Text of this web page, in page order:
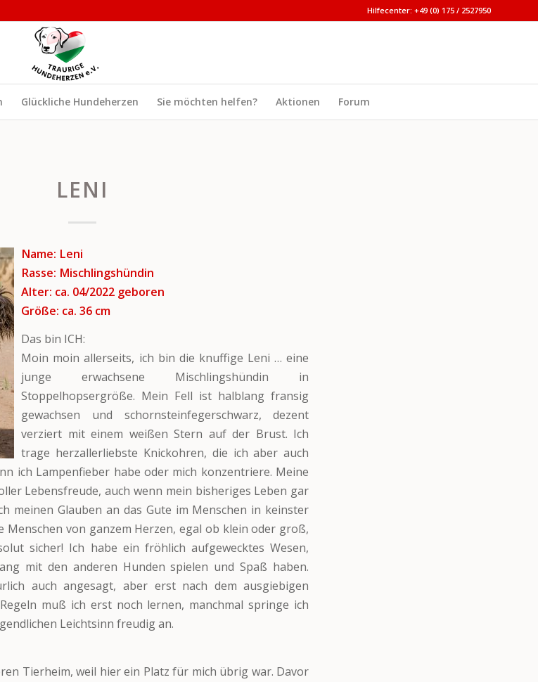
Hilfecenter: +49 (0) 175 / 2527950
Glückliche Hundeherzen Sie möchten helfen? Aktionen Forum
LENI
Name: Leni
Rasse: Mischlingshündin
Alter: ca. 04/2022 geboren
Größe: ca. 36 cm
Das bin ICH:
Moin moin allerseits, ich bin die knuffige Leni … eine
junge erwachsene Mischlingshündin in
Stoppelhopsergröße. Mein Fell ist halblang fransig
gewachsen und schornsteinfegerschwarz, dezent
verziert mit einem weißen Stern auf der Brust. Ich
trage herzallerliebste Knickohren, die ich aber auch
ich Lampenfieber habe oder mich konzentriere. Meine
Lebensfreude, auch wenn mein bisheriges Leben gar
meinen Glauben an das Gute im Menschen in keinster
Menschen von ganzem Herzen, egal ob klein oder groß,
sicher! Ich habe ein fröhlich aufgewecktes Wesen,
mit den anderen Hunden spielen und Spaß haben.
auch angesagt, aber erst nach dem ausgiebigen
muß ich erst noch lernen, manchmal springe ich
Leichtsinn freudig an.
Tierheim, weil hier ein Platz für mich übrig war. Davor